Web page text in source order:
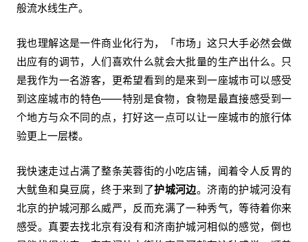
般流水线生产。
我也理解这是一件商业化行为，「市场」这只大手必然会做
出应有的调节，人们喜欢什么就会大批量的生产出什么。只
是我作为一名游客，更希望看到的是来到一座城市可以感受
到这座城市的特色——特别是食物，食物是最直接感受到一
个地方与众不同的点，打好这一点可以让一座城市的旅行体
验更上一层楼。
我快速走过占满了整条芙蓉街的小吃店铺，闻着令人反胃的
大鱿鱼和臭豆腐，终于来到了护城河边。济南的护城河没有
北京的护城河那么威严，反而充满了一种秀气，等待着你来
感受。真要去找北京有没有和济南护城河相似的感觉，倒也